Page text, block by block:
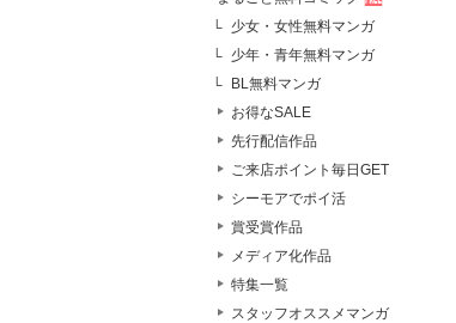
少女・女性無料マンガ
少年・青年無料マンガ
BL無料マンガ
お得なSALE
先行配信作品
ご来店ポイント毎日GET
シーモアでポイ活
賞受賞作品
メディア化作品
特集一覧
スタッフオススメマンガ